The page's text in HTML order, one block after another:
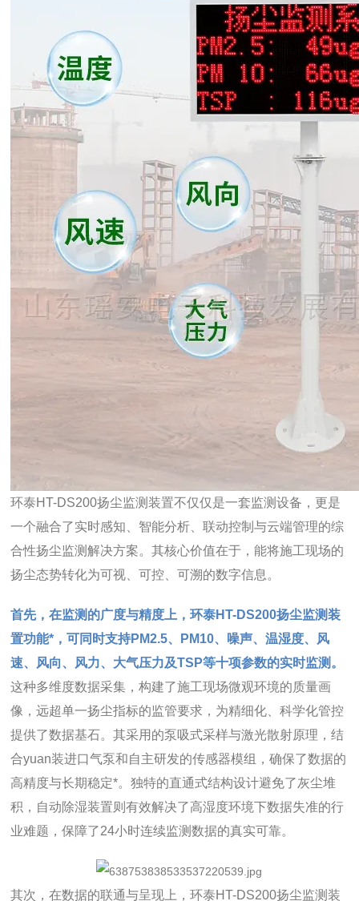
环泰HT-DS200扬尘监测装置不仅仅是一套监测设备，更是
一个融合了实时感知、智能分析、联动控制与云端管理的综
合性扬尘监测解决方案。其核心价值在于，能将施工现场的
扬尘态势转化为可视、可控、可溯的数字信息。
首先，在监测的广度与精度上，环泰HT-DS200扬尘监测装
置功能*，可同时支持PM2.5、PM10、噪声、温湿度、风
速、风向、风力、大气压力及TSP等十项参数的实时监测。
这种多维度数据采集，构建了施工现场微观环境的质量画
像，远超单一扬尘指标的监管要求，为精细化、科学化管控
提供了数据基石。其采用的泵吸式采样与激光散射原理，结
合yuan装进口气泵和自主研发的传感器模组，确保了数据的
高精度与长期稳定*。独特的直通式结构设计避免了灰尘堆
积，自动除湿装置则有效解决了高湿度环境下数据失准的行
业难题，保障了24小时连续监测数据的真实可靠。
其次，在数据的联通与呈现上，环泰HT-DS200扬尘监测装